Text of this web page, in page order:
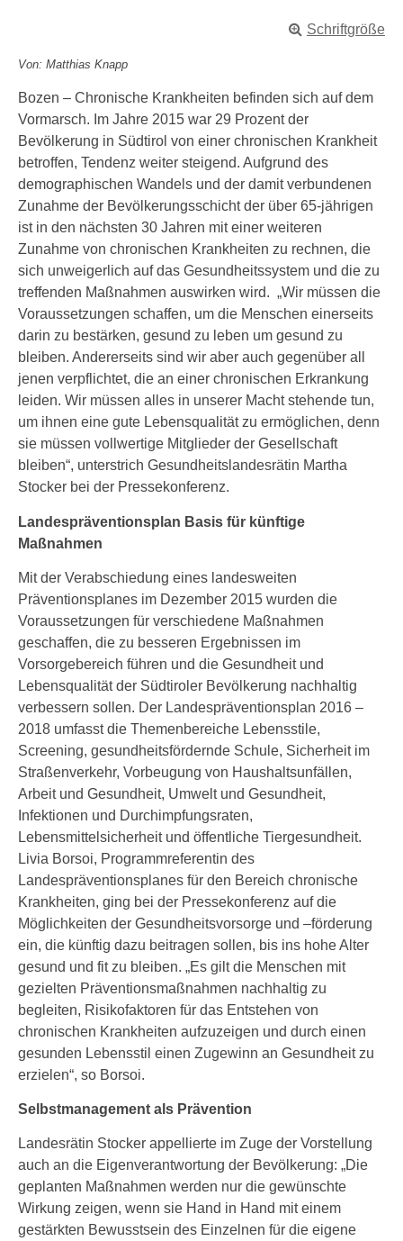
Schriftgröße
Von: Matthias Knapp
Bozen – Chronische Krankheiten befinden sich auf dem
Vormarsch. Im Jahre 2015 war 29 Prozent der
Bevölkerung in Südtirol von einer chronischen Krankheit
betroffen, Tendenz weiter steigend. Aufgrund des
demographischen Wandels und der damit verbundenen
Zunahme der Bevölkerungsschicht der über 65-jährigen
ist in den nächsten 30 Jahren mit einer weiteren
Zunahme von chronischen Krankheiten zu rechnen, die
sich unweigerlich auf das Gesundheitssystem und die zu
treffenden Maßnahmen auswirken wird. „Wir müssen die
Voraussetzungen schaffen, um die Menschen einerseits
darin zu bestärken, gesund zu leben um gesund zu
bleiben. Andererseits sind wir aber auch gegenüber all
jenen verpflichtet, die an einer chronischen Erkrankung
leiden. Wir müssen alles in unserer Macht stehende tun,
um ihnen eine gute Lebensqualität zu ermöglichen, denn
sie müssen vollwertige Mitglieder der Gesellschaft
bleiben“, unterstrich Gesundheitslandesrätin Martha
Stocker bei der Pressekonferenz.
Landespräventionsplan Basis für künftige
Maßnahmen
Mit der Verabschiedung eines landesweiten
Präventionsplanes im Dezember 2015 wurden die
Voraussetzungen für verschiedene Maßnahmen
geschaffen, die zu besseren Ergebnissen im
Vorsorgebereich führen und die Gesundheit und
Lebensqualität der Südtiroler Bevölkerung nachhaltig
verbessern sollen. Der Landespräventionsplan 2016 –
2018 umfasst die Themenbereiche Lebensstile,
Screening, gesundheitsfördernde Schule, Sicherheit im
Straßenverkehr, Vorbeugung von Haushaltsunfällen,
Arbeit und Gesundheit, Umwelt und Gesundheit,
Infektionen und Durchimpfungsraten,
Lebensmittelsicherheit und öffentliche Tiergesundheit.
Livia Borsoi, Programmreferentin des
Landespräventionsplanes für den Bereich chronische
Krankheiten, ging bei der Pressekonferenz auf die
Möglichkeiten der Gesundheitsvorsorge und –förderung
ein, die künftig dazu beitragen sollen, bis ins hohe Alter
gesund und fit zu bleiben. „Es gilt die Menschen mit
gezielten Präventionsmaßnahmen nachhaltig zu
begleiten, Risikofaktoren für das Entstehen von
chronischen Krankheiten aufzuzeigen und durch einen
gesunden Lebensstil einen Zugewinn an Gesundheit zu
erzielen“, so Borsoi.
Selbstmanagement als Prävention
Landesrätin Stocker appellierte im Zuge der Vorstellung
auch an die Eigenverantwortung der Bevölkerung: „Die
geplanten Maßnahmen werden nur die gewünschte
Wirkung zeigen, wenn sie Hand in Hand mit einem
gestärkten Bewusstsein des Einzelnen für die eigene